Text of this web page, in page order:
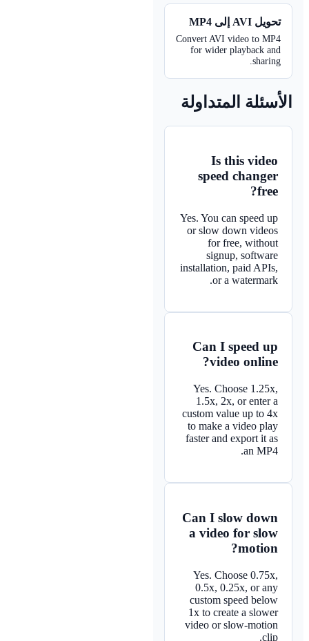
Convert AVI video to
for wider playback
المتداولة
Is this video
speed changer
Yes. You can speed up
or slow down videos
for free, without
signup, software
installation, paid APIs,
or a watermark.
Can I speed up
video online?
Yes. Choose 1.25x,
1.5x, 2x, or enter a
custom value up to 4x
to make a video play
faster and export it as
an MP4.
Can I slow down
a video for slow
motion?
Yes. Choose 0.75x,
0.5x, 0.25x, or any
custom speed below
1x to create a slower
video or slow-motion